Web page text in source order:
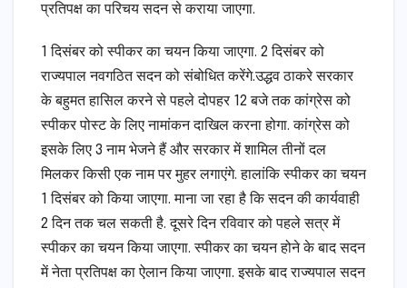
प्रतिपक्ष का परिचय सदन से कराया जाएगा.
1 दिसंबर को स्पीकर का चयन किया जाएगा. 2 दिसंबर को
राज्यपाल नवगठित सदन को संबोधित करेंगे.उद्धव ठाकरे सरकार
के बहुमत हासिल करने से पहले दोपहर 12 बजे तक कांग्रेस को
स्पीकर पोस्ट के लिए नामांकन दाखिल करना होगा. कांग्रेस को
इसके लिए 3 नाम भेजने हैं और सरकार में शामिल तीनों दल
मिलकर किसी एक नाम पर मुहर लगाएंगे. हालांकि स्पीकर का चयन
1 दिसंबर को किया जाएगा. माना जा रहा है कि सदन की कार्यवाही
2 दिन तक चल सकती है. दूसरे दिन रविवार को पहले सत्र में
स्पीकर का चयन किया जाएगा. स्पीकर का चयन होने के बाद सदन
में नेता प्रतिपक्ष का ऐलान किया जाएगा. इसके बाद राज्यपाल सदन